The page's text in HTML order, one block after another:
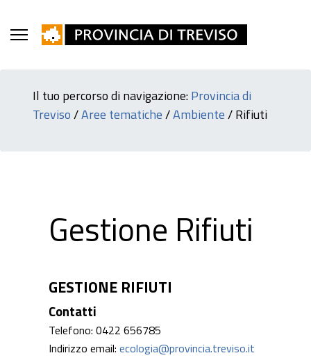
Il tuo percorso di navigazione:Provincia di
Treviso/Aree tematiche/Ambiente/Rifiuti
Gestione Rifiuti
GESTIONE RIFIUTI
Contatti
Telefono: 0422 656785
Indirizzo email: ecologia@provincia.treviso.it